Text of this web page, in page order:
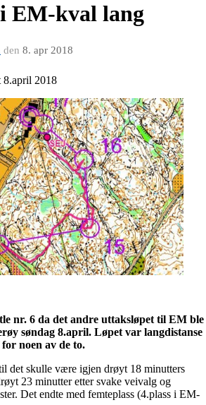
EM-kval lang
den 8. apr 2018
8.april 2018
nr. 6 da det andre uttaksløpet til EM ble
søndag 8.april. Løpet var langdistanse
noen av de to.
det skulle være igjen drøyt 18 minutters
23 minutter etter svake veivalg og
Det endte med femteplass (4.plass i EM-